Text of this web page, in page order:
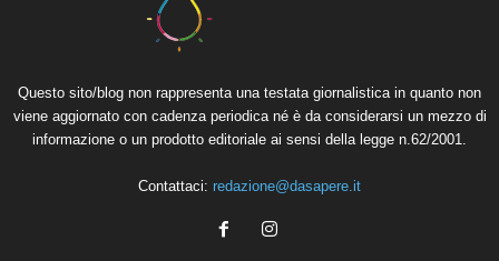
Questo sito/blog non rappresenta una testata giornalistica in quanto non
viene aggiornato con cadenza periodica né è da considerarsi un mezzo di
informazione o un prodotto editoriale ai sensi della legge n.62/2001.
Contattaci: redazione@dasapere.it